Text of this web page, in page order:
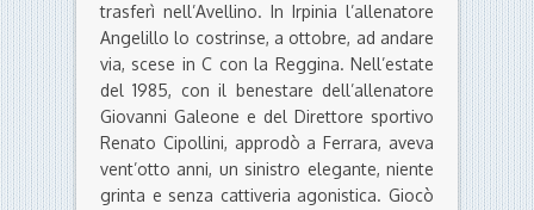
trasferì nell’Avellino. In Irpinia l’allenatore
Angelillo lo costrinse, a ottobre, ad andare
via, scese in C con la Reggina. Nell’estate
del 1985, con il benestare dell’allenatore
Giovanni Galeone e del Direttore sportivo
Renato Cipollini, approdò a Ferrara, aveva
vent’otto anni, un sinistro elegante, niente
grinta e senza cattiveria agonistica. Giocò